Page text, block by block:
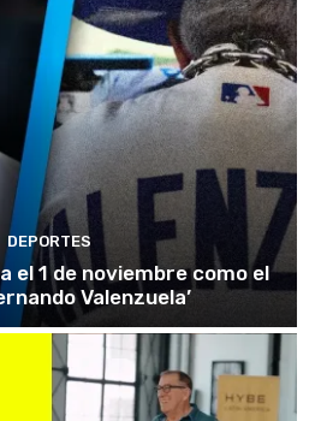
DEPORTES
el 1 de noviembre como el
Valenzuela’